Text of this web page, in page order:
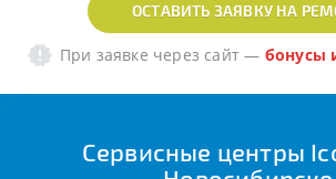
ОСТАВИТЬ ЗАЯВКУ НА
При заявке через сайт — бонусы
Сервисные центры